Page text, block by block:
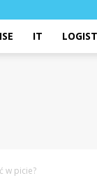
IT
w picie?